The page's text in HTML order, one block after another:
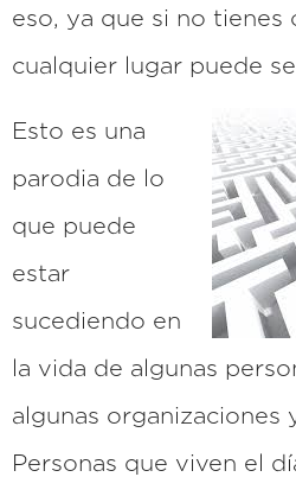
eso, ya que si no tienes
cualquier lugar puede
Esto es una
parodia de lo
que puede
estar
sucediendo en
la vida de algunas
algunas organizaciones
Personas que viven el